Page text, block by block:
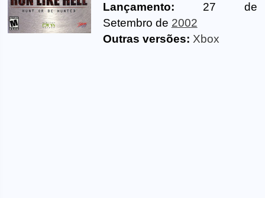
Lançamento: 27 de
Setembro de 2002
Outras versões: Xbox